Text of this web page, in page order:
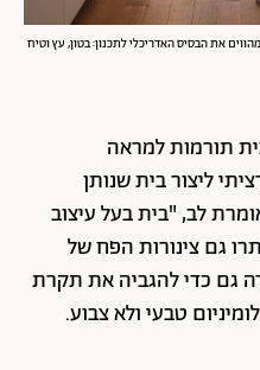
את הבסיס האדריכלי לתכנון: בטון, עץ וטיח
תורמות למראה
ליצור בית שנותן
לב, "בית בעל עיצוב
גם צינורות הפח של
גם כדי להגביה את תקרת
טבעי ולא צבוע.